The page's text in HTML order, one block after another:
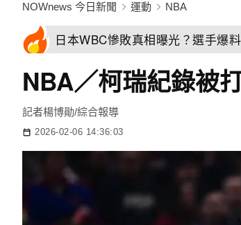
NOWnews 今日新聞 運動 NBA
日本WBC慘敗真相曝光？選手
NBA／柯瑞紀錄被
記者楊博勛/綜合報導
2026-02-06 14:36:03